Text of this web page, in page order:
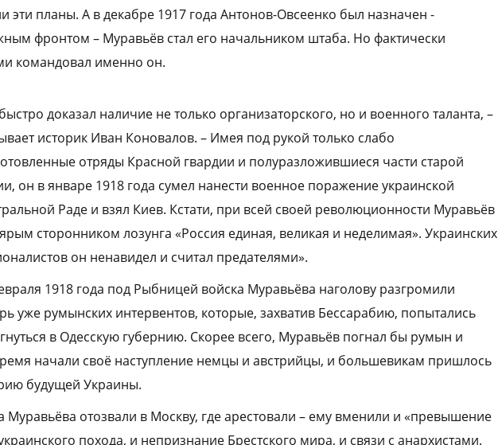
эти планы. А в декабре 1917 года Антонов-Овсеенко был назначен
фронтом – Муравьёв стал его начальником штаба. Но фактически
командовал именно он.
доказал наличие не только организаторского, но и военного таланта, –
историк Иван Коновалов. – Имея под рукой только слабо
отряды Красной гвардии и полуразложившиеся части старой
он в январе 1918 года сумел нанести военное поражение украинской
Раде и взял Киев. Кстати, при всей своей революционности Муравьёв
сторонником лозунга «Россия единая, великая и неделимая». Украинских
он ненавидел и считал предателями».
1918 года под Рыбницей войска Муравьёва наголову разгромили
уже румынских интервентов, которые, захватив Бессарабию, попытались
в Одесскую губернию. Скорее всего, Муравьёв погнал бы румын и
начали своё наступление немцы и австрийцы, и большевикам пришлось
будущей Украины.
Муравьёва отозвали в Москву, где арестовали – ему вменили и «превышение
похода, и непризнание Брестского мира, и связи с анархистами.